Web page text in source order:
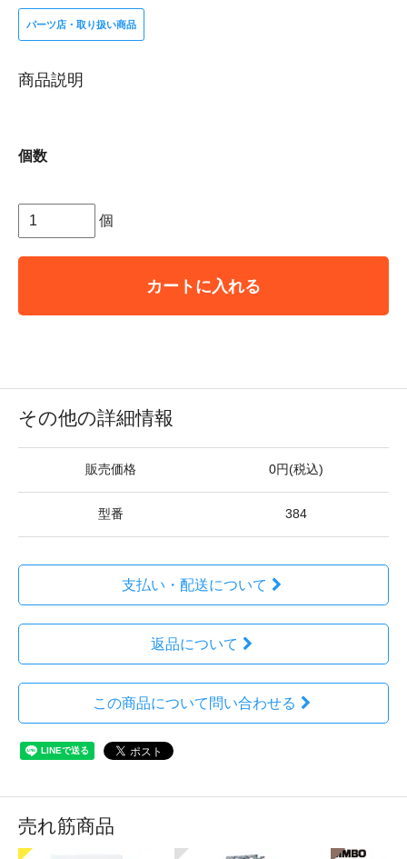
パーツ店・取り扱い商品
商品説明
個数
個
カートに入れる
その他の詳細情報
販売価格 0円(税込)
型番 384
支払い・配送について
返品について
この商品について問い合わせる
売れ筋商品